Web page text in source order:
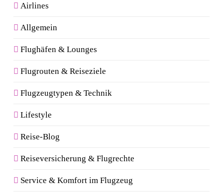
Airlines
Allgemein
Flughäfen & Lounges
Flugrouten & Reiseziele
Flugzeugtypen & Technik
Lifestyle
Reise-Blog
Reiseversicherung & Flugrechte
Service & Komfort im Flugzeug